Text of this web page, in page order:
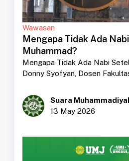
Wawasan
Mengapa Tidak Ada
Muhammad?
Mengapa Tidak Ada Nabi
Donny Syofyan, Dosen
Suara
13 May 2026